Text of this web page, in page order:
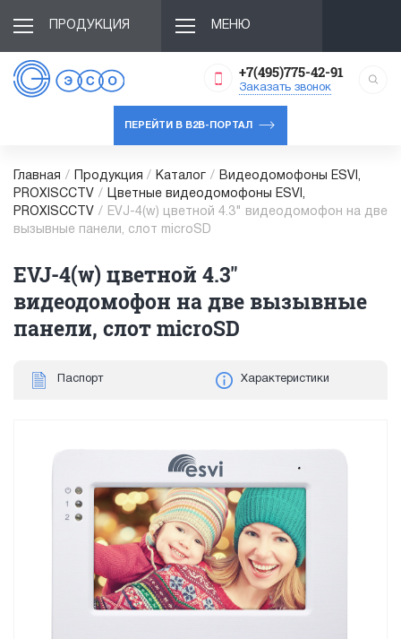
ПРОДУКЦИЯ МЕНЮ
+7(495)775-42-91
Заказать звонок
ПЕРЕЙТИ В B2B-ПОРТАЛ
Главная / Продукция / Каталог /
Видеодомофоны ESVI,
PROXISCCTV /
Цветные видеодомофоны ESVI,
PROXISCCTV /
EVJ-4(w) цветной 4.3" видеодомофон на две
вызывные панели, слот microSD
EVJ-4(w) цветной 4.3"
видеодомофон на две вызывные
панели, слот microSD
Паспорт Характеристики